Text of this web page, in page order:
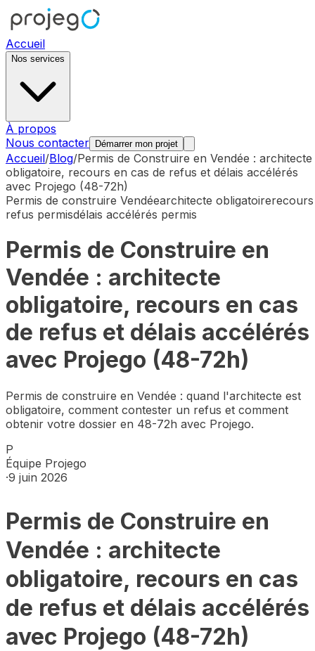
Accueil
Nos services
À propos
Nous contacter
Démarrer mon projet
Accueil/Blog/Permis de Construire en Vendée : architecte
obligatoire, recours en cas de refus et délais accélérés
avec Projego (48-72h)
Permis de construire Vendéearchitecte obligatoirerecours
refus permisdélais accélérés permis
Permis de Construire en
Vendée : architecte
obligatoire, recours en cas
de refus et délais accélérés
avec Projego (48-72h)
Permis de construire en Vendée : quand l'architecte est
obligatoire, comment contester un refus et comment
obtenir votre dossier en 48-72h avec Projego.
P
Équipe Projego
·9 juin 2026
Permis de Construire en
Vendée : architecte
obligatoire, recours en cas
de refus et délais accélérés
avec Projego (48-72h)